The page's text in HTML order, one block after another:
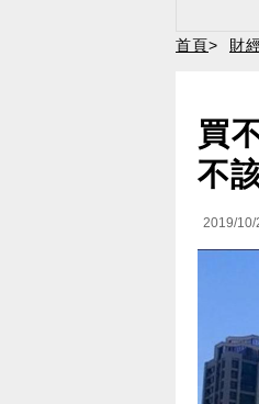
首頁> 財
買
不
2019/10/